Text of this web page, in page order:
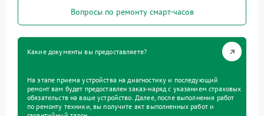
Вопросы по ремонту смарт-часов
Какие документы вы предоставляете?
На этапе приема устройства на диагностику и последующий
ремонт вам будет предоставлен заказ-наряд с указанием страховых
обязательств на ваше устройство. Далее, после выполнения работ
по ремонту техники, вы получите акт выполненных работ и